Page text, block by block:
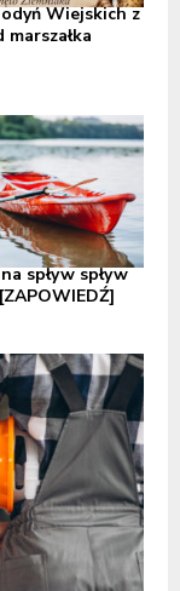
Wiejskich z
spływ spływ